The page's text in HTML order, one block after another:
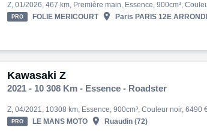
PRO FOLIE MERICOURT  Paris PARIS 12E
Kawasaki Z
2021 - 10 308 Km - Essence - Roadster
PRO LE MANS MOTO  Ruaudin (72)